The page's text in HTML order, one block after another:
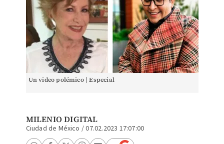
Un video polémico | Especial
MILENIO DIGITAL
Ciudad de México /07.02.2023 17:07:00